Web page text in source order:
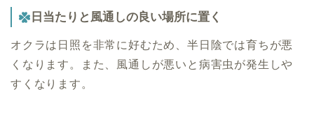
日当たりと風通しの良い場所に置く
オクラは日照を非常に好むため、半日陰では育ちが悪
くなります。また、風通しが悪いと病害虫が発生しや
すくなります。